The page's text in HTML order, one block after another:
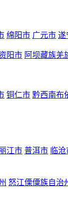
绵阳市 广元市 遂
阳市 阿坝藏族羌
铜仁市 黔西南布
江市 普洱市 临
怒江傈僳族自治